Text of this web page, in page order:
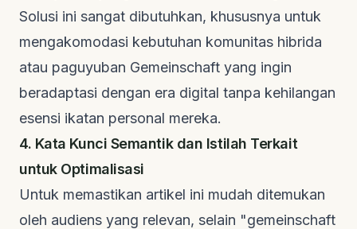
Solusi ini sangat dibutuhkan, khususnya untuk
mengakomodasi kebutuhan komunitas hibrida
atau paguyuban Gemeinschaft yang ingin
beradaptasi dengan era digital tanpa kehilangan
esensi ikatan personal mereka.
4. Kata Kunci Semantik dan Istilah Terkait
untuk Optimalisasi
Untuk memastikan artikel ini mudah ditemukan
oleh audiens yang relevan, selain "gemeinschaft